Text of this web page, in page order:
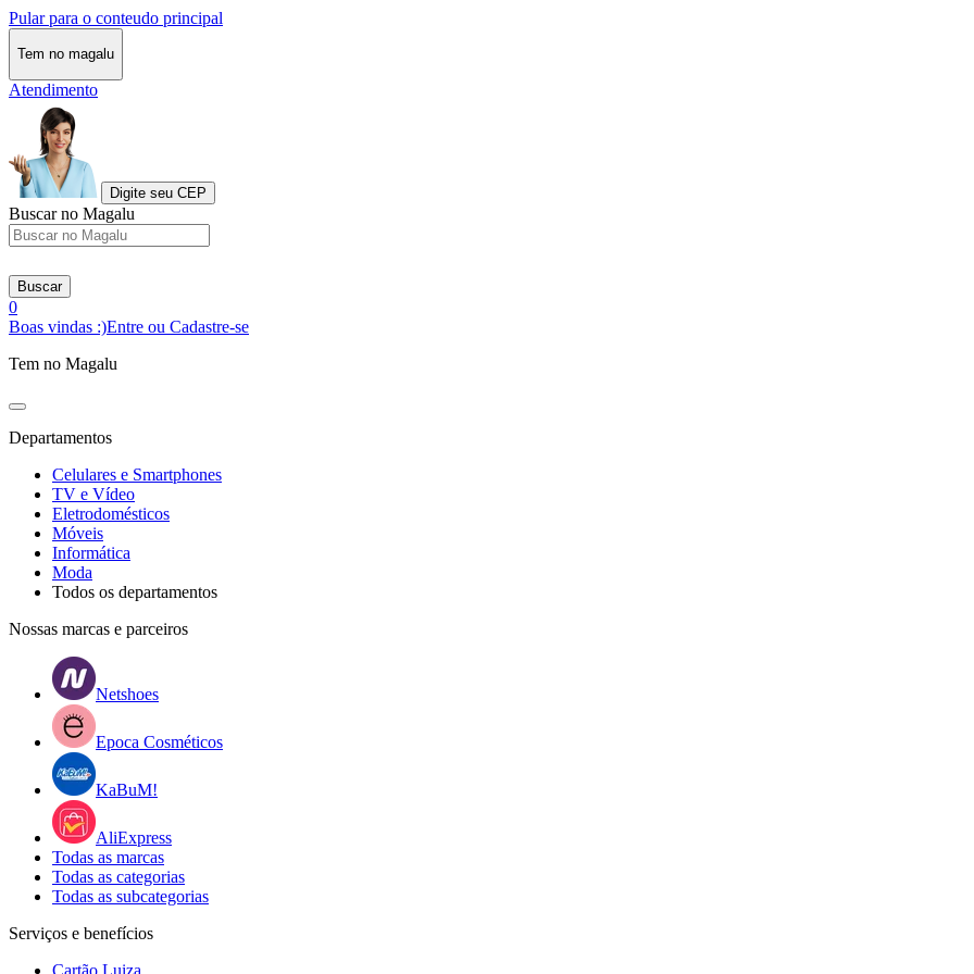
Pular para o conteudo principal
Tem no magalu
Atendimento
Digite seu CEP
Buscar no Magalu
Buscar
0
Boas vindas :)Entre ou Cadastre-se
Tem no Magalu
Departamentos
Celulares e Smartphones
TV e Vídeo
Eletrodomésticos
Móveis
Informática
Moda
Todos os departamentos
Nossas marcas e parceiros
Netshoes
Epoca Cosméticos
KaBuM!
AliExpress
Todas as marcas
Todas as categorias
Todas as subcategorias
Serviços e benefícios
Cartão Luiza